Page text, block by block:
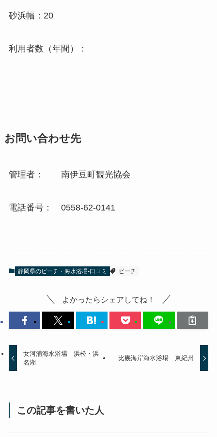
砂浜幅：20
利用者数（年間）：
お問い合わせ先
管理者： 南伊豆町観光協会
電話番号： 0558-62-0141
静岡県のビーチ・海水浴場-口コミ ビーチ
よかったらシェアしてね！
女河浦海水浴場 浜松・浜
名湖
比幾海岸海水浴場 東紀州
この記事を書いた人